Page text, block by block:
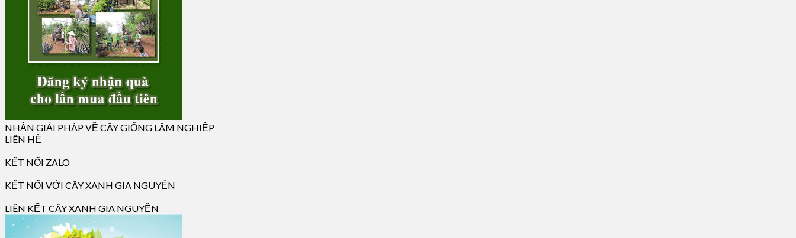
NHẬN GIẢI PHÁP VỀ CÂY GIỐNG LÂM NGHIỆP
LIÊN HỆ
KẾT NỐI ZALO
KẾT NỐI VỚI CÂY XANH GIA NGUYỄN
LIÊN KẾT CÂY XANH GIA NGUYỄN